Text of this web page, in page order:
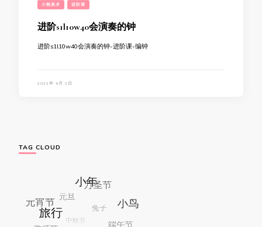
小熊美术 进阶课
进阶s1l10w40会演奏的钟
进阶s1l10w40会演奏的钟-进阶课-编钟
2022年 9月 2日
TAG CLOUD